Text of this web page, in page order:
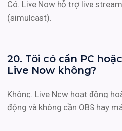
Có. Live Now hỗ trợ live
(simulcast).
20. Tôi có cần PC
Live Now không?
Không. Live Now hoạt động
động và không cần OBS hay